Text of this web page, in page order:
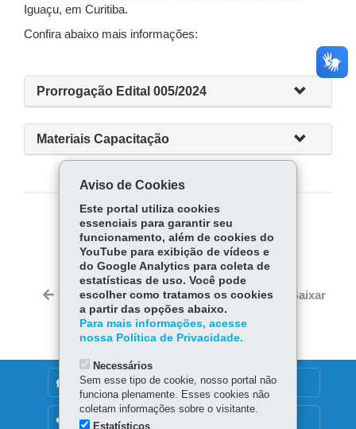
Iguaçu, em Curitiba.
Confira abaixo mais informações:
Prorrogação Edital 005/2024
Materiais Capacitação
COMPARTILHE:
Fa
ce
bo
ok
Tw
itt
er
W
ha
ts
p
Voltar Início Imprimir Baixar
DENUNCIE CORRUPÇÃO
OUVIDORIA
Aviso de Cookies
Este portal utiliza cookies
essenciais para garantir seu
funcionamento, além de cookies do
YouTube para exibição de vídeos e
do Google Analytics para coleta de
estatísticas de uso. Você pode
escolher como tratamos os cookies
a partir das opções abaixo.
Para mais informações, acesse
nossa Política de Privacidade.
Necessários
Sem esse tipo de cookie, nosso portal não
funciona plenamente. Esses cookies não
coletam informações sobre o visitante.
Estatísticos